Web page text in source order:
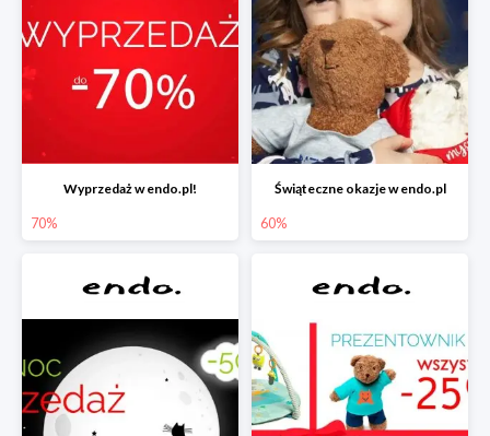
Wyprzedaż w endo.pl!
70%
Świąteczne okazje w endo.pl
60%